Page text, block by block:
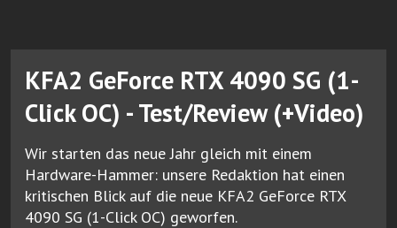
KFA2 GeForce RTX 4090 SG (1-
Click OC) - Test/Review (+Video)
Wir starten das neue Jahr gleich mit einem
Hardware-Hammer: unsere Redaktion hat einen
kritischen Blick auf die neue KFA2 GeForce RTX
4090 SG (1-Click OC) geworfen.